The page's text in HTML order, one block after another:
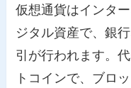
仮想通貨はインタ
ジタル資産で、銀
引が行われます。
トコインで、ブロ